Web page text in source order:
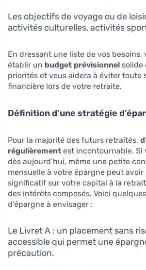
Les objectifs de voyage ou de
activités culturelles, activités
En dressant une liste de vos besoins,
établir un budget prévisionnel solide
priorités et vous aidera à éviter toute
financière lors de votre retraite.
Définition d’une stratégie
Pour la majorité des futurs retraités,
régulièrement est incontournable. Si
dès aujourd’hui, même une petite
mensuelle à votre épargne peut
significatif sur votre capital à la
des intérêts composés. Voici
d’épargne à envisager :
Le Livret A : un placement sans
accessible qui permet une
précaution.